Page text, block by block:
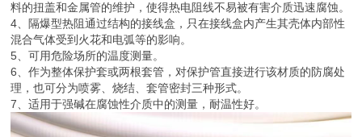
料的扭盖和金属管的维护，使得热电阻线不易被有害介质迅速腐蚀。
4、隔爆型热阻通过结构的接线盒，只在接线盒内产生其壳体内部性
混合气体受到火花和电弧等的影响。
5、可用危险场所的温度测量。
6、作为整体保护套或两根套管，对保护管直接进行该材质的防腐处
理，也可分为喷雾、烧结、套管密封三种形式。
7、适用于强碱在腐蚀性介质中的测量，耐温性好。